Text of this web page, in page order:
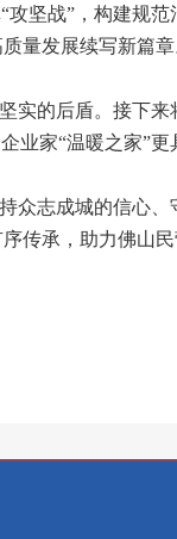
坚战”，构建规
量发展续写新篇章
的后盾。接下来
业家“温暖之家”更
志成城的信心、
传承，助力佛山民